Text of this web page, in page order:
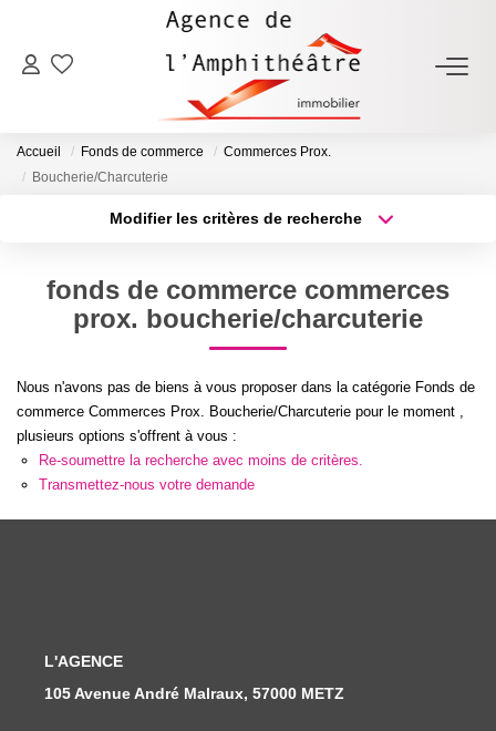
ACHETER
FAIRE GÉRER
NOTRE AGENCE
Qui Sommes-Nous
Notre Équipe
Accueil Fonds de commerce
Commerces Prox.
Boucherie/Charcuterie
Modifier les critères de recherche
Sélectionnez...
Type de bien
Surface min
Créer une alerte
fonds de commerce commerces
prox. boucherie/charcuterie
Nous n'avons pas de biens à vous proposer dans la catégorie Fonds de
commerce Commerces Prox. Boucherie/Charcuterie pour le moment ,
plusieurs options s'offrent à vous :
Re-soumettre la recherche avec moins de critères.
Transmettez-nous votre demande
L'AGENCE
105 Avenue André Malraux, 57000 METZ